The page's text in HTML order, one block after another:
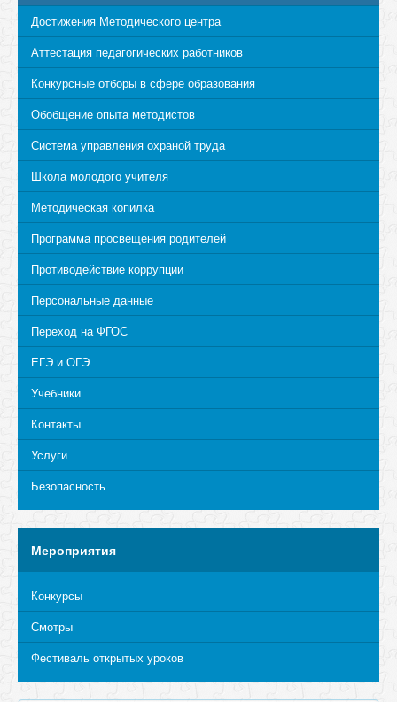
Достижения Методического центра
Аттестация педагогических работников
Конкурсные отборы в сфере образования
Обобщение опыта методистов
Система управления охраной труда
Школа молодого учителя
Методическая копилка
Программа просвещения родителей
Противодействие коррупции
Персональные данные
Переход на ФГОС
ЕГЭ и ОГЭ
Учебники
Контакты
Услуги
Безопасность
Мероприятия
Конкурсы
Смотры
Фестиваль открытых уроков